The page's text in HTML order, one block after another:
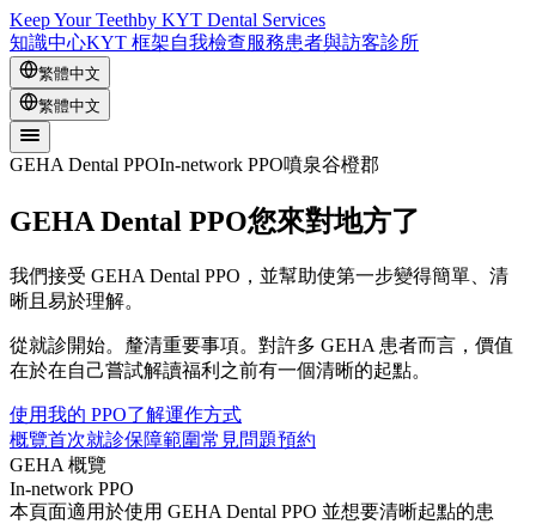
Keep Your Teethby KYT Dental Services
知識中心KYT 框架自我檢查服務患者與訪客診所
繁體中文
繁體中文
GEHA Dental PPOIn-network PPO噴泉谷橙郡
GEHA Dental PPO您來對地方了
我們接受 GEHA Dental PPO，並幫助使第一步變得簡單、清
晰且易於理解。
從就診開始。釐清重要事項。對許多 GEHA 患者而言，價值
在於在自己嘗試解讀福利之前有一個清晰的起點。
使用我的 PPO了解運作方式
概覽首次就診保障範圍常見問題預約
GEHA 概覽
In-network PPO
本頁面適用於使用 GEHA Dental PPO 並想要清晰起點的患